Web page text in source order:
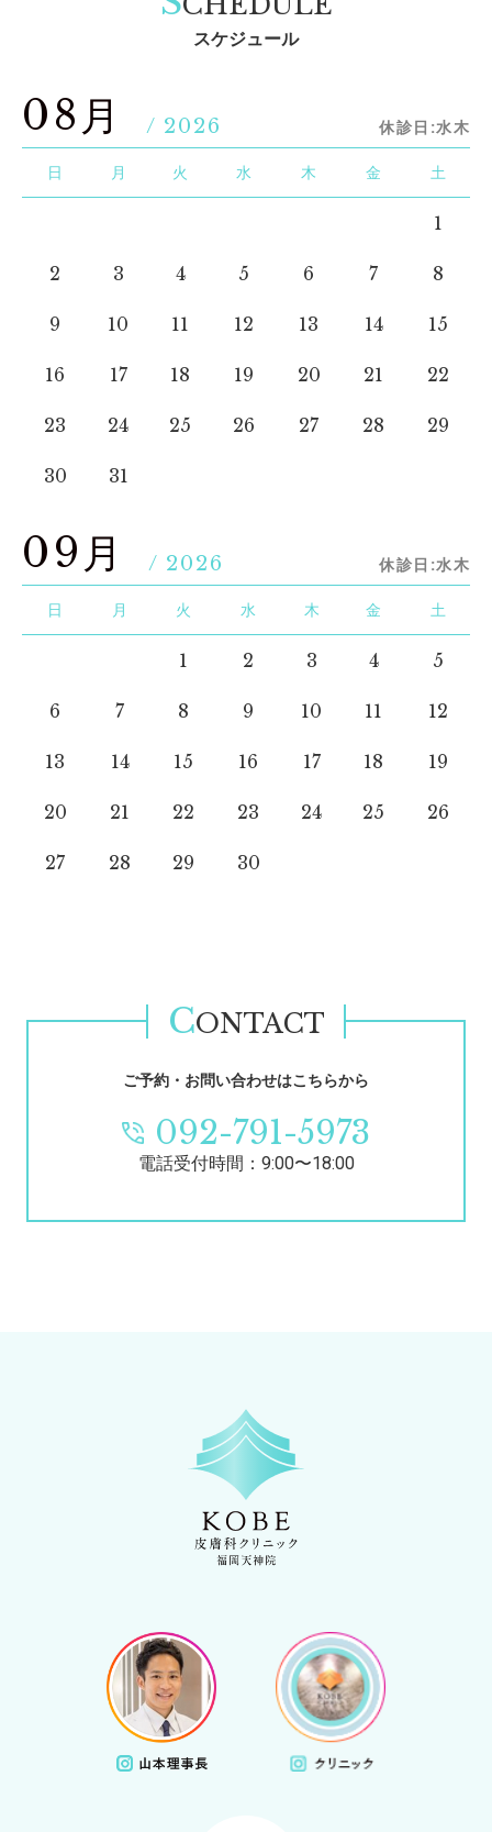
スケジュール
08月 / 2026 休診日:水木
日 月 火 水 木 金 土
1
2 3 4 5 6 7 8
9 10 11 12 13 14 15
16 17 18 19 20 21 22
23 24 25 26 27 28 29
30 31
09月 / 2026 休診日:水木
日 月 火 水 木 金 土
1 2 3 4 5
6 7 8 9 10 11 12
13 14 15 16 17 18 19
20 21 22 23 24 25 26
27 28 29 30
CONTACT
ご予約・お問い合わせはこちらから
092-791-5973
電話受付時間：9:00〜18:00